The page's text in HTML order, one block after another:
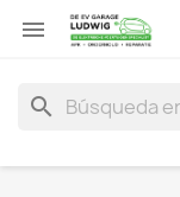

search